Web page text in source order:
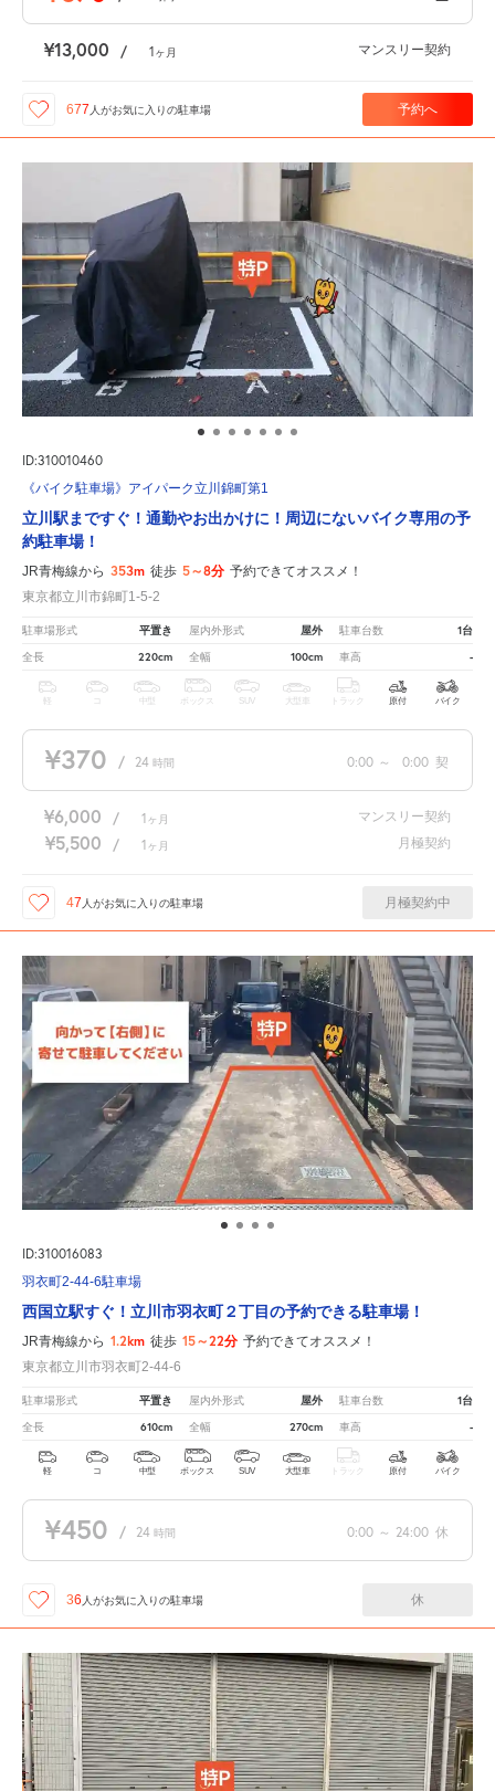
¥13,000 / 1ヶ月 マンスリー契約
677 人がお気に入りの駐車場 予約へ
ID:310010460
《バイク駐車場》アイパーク立川錦町第1
立川駅まですぐ！通勤やお出かけに！周辺にないバイク専用の予
約駐車場！
JR青梅線から 353m 徒歩 5～8分 予約できてオススメ！
東京都立川市錦町1-5-2
駐車場形式 平置き 屋内外形式 屋外 駐車台数 1台
全長 220cm 全幅 100cm 車高 -
軽 中型 ボックス SUV 大型車 トラック 原付 バイク
¥370 / 24 時間 0:00 ～ 0:00 契
¥6,000 / 1 ヶ月 マンスリー契約
¥5,500 / 1 ヶ月 月極契約
47 人がお気に入りの駐車場 月極契約中
ID:310016083
羽衣町2-44-6駐車場
西国立駅すぐ！立川市羽衣町２丁目の予約できる駐車場！
JR青梅線から 1.2km 徒歩 15～22分 予約できてオススメ！
東京都立川市羽衣町2-44-6
駐車場形式 平置き 屋内外形式 屋外 駐車台数 1台
全長 610cm 全幅 270cm 車高 -
軽 コ 中型 ボックス SUV 大型車 トラック 原付 バイク
¥450 / 24 時間 0:00 ～ 24:00 休
36 人がお気に入りの駐車場 休